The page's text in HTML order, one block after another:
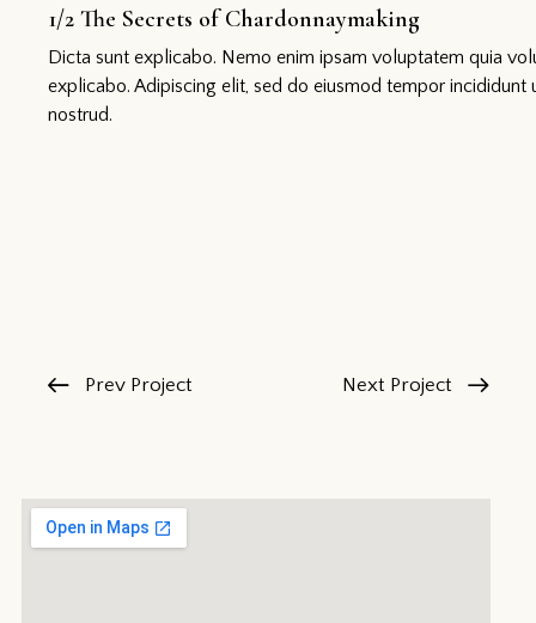
1/2 The Secrets of Chardonnaymaking
Dicta sunt explicabo. Nemo enim ipsam voluptatem quia
explicabo. Adipiscing elit, sed do eiusmod tempor
nostrud.
Prev Project Next Project